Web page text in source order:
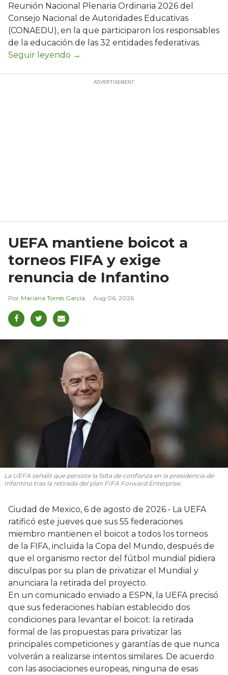
Reunión Nacional Plenaria Ordinaria 2026 del
Consejo Nacional de Autoridades Educativas
(CONAEDU), en la que participaron los responsables
de la educación de las 32 entidades federativas.
UEFA mantiene boicot a
torneos FIFA y exige
renuncia de Infantino
Mariana Torres García Aug 06, 2026
La UEFA señaló que persiste la falta de confianza en la presidencia de
Infantino tras la retirada del plan FIFA Forward Enterprise.
Ciudad de Mexico, 6 de agosto de 2026.- La UEFA
ratificó este jueves que sus 55 federaciones
miembro mantienen el boicot a todos los torneos
de la FIFA, incluida la Copa del Mundo, después de
que el organismo rector del fútbol mundial pidiera
disculpas por su plan de privatizar el Mundial y
anunciara la retirada del proyecto.
En un comunicado enviado a ESPN, la UEFA precisó
que sus federaciones habían establecido dos
condiciones para levantar el boicot: la retirada
formal de las propuestas para privatizar las
principales competiciones y garantías de que nunca
volverán a realizarse intentos similares. De acuerdo
con las asociaciones europeas, ninguna de esas